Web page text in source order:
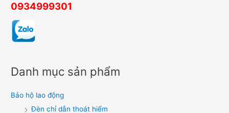
trộm
gia
đình
đã
chưa?
0934999301
Danh mục sản phẩm
Bảo hộ lao động
Đèn chỉ dẫn thoát hiểm